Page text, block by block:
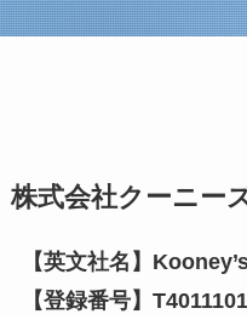
株式会社クーニー
【英文社名】
【登録番号】